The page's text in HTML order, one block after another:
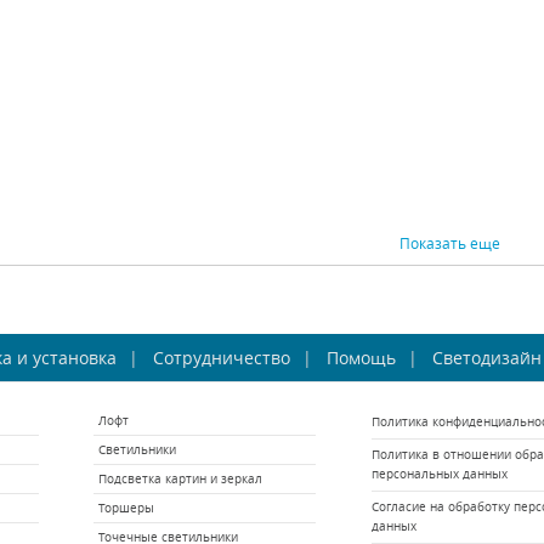
светильник
Pipe 370415
наличии 3337 шт.
КУПИТЬ
Трековый светильник
Novotech Pipe 370427
В наличии 3294 шт.
КУПИТЬ
В
Показать еще
и установка Сотрудничество Помощь Светодизайн
Лофт
Светильники
Подсветка картин и зеркал
Торшеры
Точечные светильники
Политика
Политика в отношении
персональных данных
Согласие на обработку
данных